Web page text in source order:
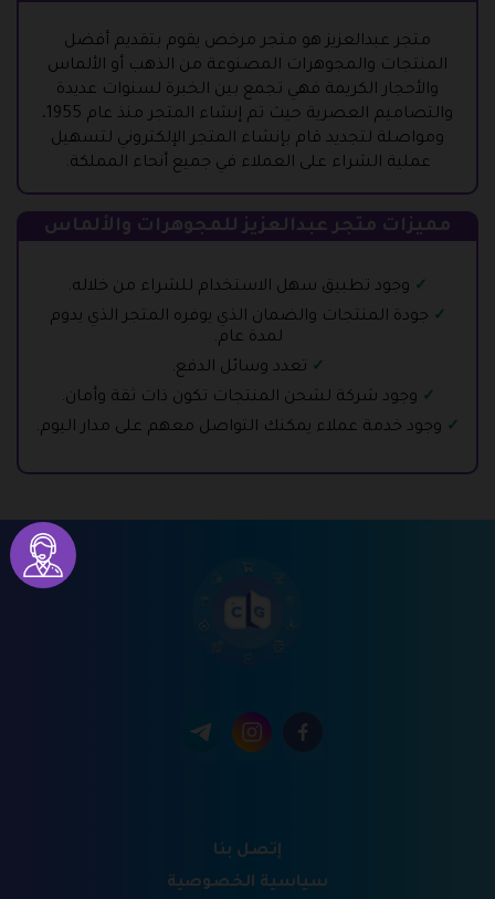
متجر عبدالعزيز هو متجر مرخص يقوم بتقديم أفضل
المنتجات والمجوهرات المصنوعة من الذهب أو الألماس
والأحجار الكريمة فهي تجمع بين الخبرة لسنوات عديدة
والتصاميم العصرية حيث تم إنشاء المتجر منذ عام 1955،
ومواصلة لتجديد قام بإنشاء المتجر الإلكتروني لتسهيل
عملية الشراء على العملاء في جميع أنحاء المملكة.
مميزات متجر عبدالعزيز للمجوهرات والألماس
وجود تطبيق سهل الاستخدام للشراء من خلاله.
جودة المنتجات والضمان الذي يوفره المتجر الذي يدوم
لمدة عام.
تعدد وسائل الدفع.
وجود شركة لشحن المنتجات تكون ذات ثقة وأمان.
وجود خدمة عملاء يمكنك التواصل معهم على مدار اليوم.
إتصل بنا
سياسية الخصوصية